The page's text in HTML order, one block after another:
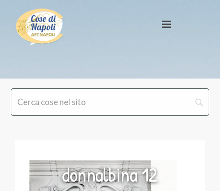
donnalbina 12